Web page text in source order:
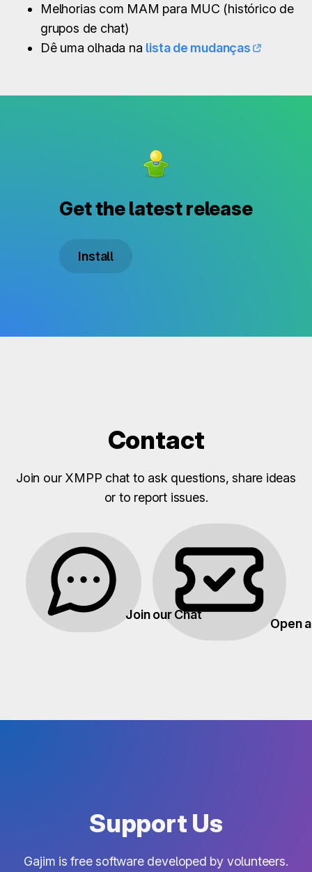
Melhorias com MAM para MUC (histórico de
grupos de chat)
Dê uma olhada na lista de mudanças
Get the latest release
Install
Contact
Join our XMPP chat to ask questions, share ideas
or to report issues.
Join our Chat
Open
Support Us
Gajim is free software developed by volunteers.